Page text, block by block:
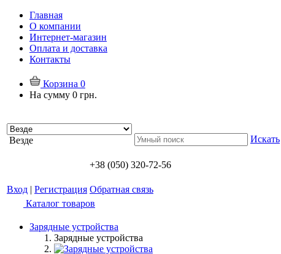
Главная
О компании
Интернет-магазин
Оплата и доставка
Контакты
Корзина 0
На сумму 0 грн.
Везде Искать
+38 (050) 320-72-56
Вход | Регистрация Обратная связь
Каталог товаров
Зарядные устройства
Зарядные устройства